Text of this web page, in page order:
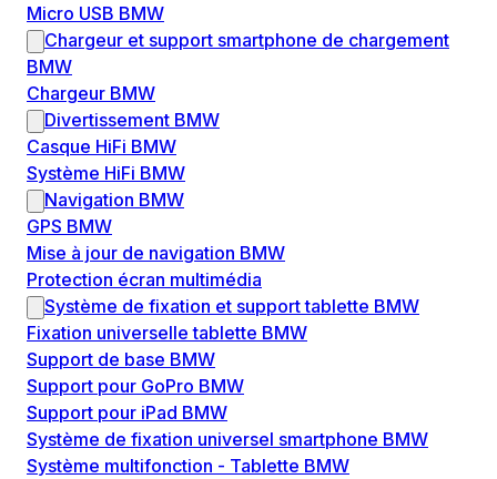
Micro USB BMW
Chargeur et support smartphone de chargement
BMW
Chargeur BMW
Divertissement BMW
Casque HiFi BMW
Système HiFi BMW
Navigation BMW
GPS BMW
Mise à jour de navigation BMW
Protection écran multimédia
Système de fixation et support tablette BMW
Fixation universelle tablette BMW
Support de base BMW
Support pour GoPro BMW
Support pour iPad BMW
Système de fixation universel smartphone BMW
Système multifonction - Tablette BMW